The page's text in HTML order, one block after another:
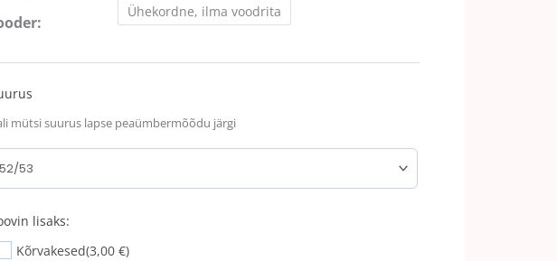
Ühekordne, ilma voodrita
mütsi suurus lapse peaümbermõõdu järgi
lisaks:
Kõrvakesed(3,00 €)